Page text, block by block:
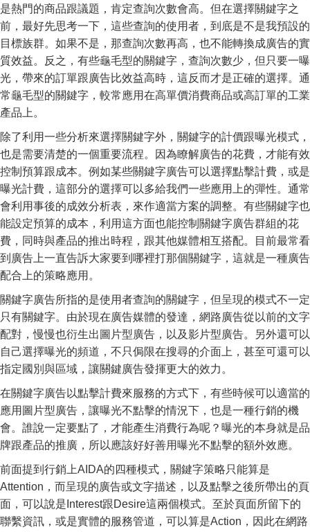
是熱門的商品跟議題，肯定查詢次數會高。但在選擇關鍵字之
前，最好先思考一下，這些查詢的使用者，到底是不是我預設的
目標族群。如果不是，那查詢次數再高，也不能轉換成廣告的實
質效益。反之，有些龜毛型的關鍵字，查詢次數少，但只要一曝
光，帶來的訂單跟廣告比效益高時，這反而才是正確的選擇。通
常龜毛型的關鍵字，較常應用在高單價消費商品或高訂單的工業
產品上。
除了利用一些分析來選擇關鍵字外，關鍵字的計價跟曝光模式，
也是需要清楚的一個重要流程。因為瞭解廣告的花費，才能有效
控制預算跟成本。例如某些關鍵字廣告可以選擇點擊計費，或是
曝光計費，這部分的選擇可以多給我們一些應用上的彈性。通常
會利用事後的成效分析表，來作適當方案的調整。有些關鍵字也
能設定預算的成本，利用這方面也能控制關鍵字廣告群組的花
費，同時與產品的推出時程，跟其他媒體相互搭配。目前最常看
到廣告上一直告訴大家要到哪裡打那個關鍵字，這就是一種廣告
配合上的策略應用。
關鍵字廣告所指的是使用者查詢的關鍵字，但呈現的模式不一定
只有關鍵字。由於現在廣告媒體的發達，網路廣告從以前的文字
配對，慢慢也衍生出圖片型廣告，以及影片型廣告。另外還可以
自己選擇曝光的頻道，不只侷限在搜尋的介面上，甚至可還可以
指定國別與區域，讓關鍵廣告發揮更大的效力。
在關鍵字廣告以點擊計費來服務的方式下，有些時候可以適當的
應用圖片型廣告，讓曝光不點擊的情況下，也是一種行銷的機
會。誰說一定要點了，才能產生消費行為呢？曝光的本身就是品
牌跟產品的推廣，所以應該好好善用曝光不點擊的額外效應。
前面提到行銷上AIDA的四種模式，關鍵字策略只能算是
Attention，而呈現的廣告或文字描述，以及點擊之後所帶出的頁
面，可以說是Interest跟Desire這兩個模式。至於頁面所留下的
聯繫資訊，或是實體的服務管道，可以算是Action，因此在網路